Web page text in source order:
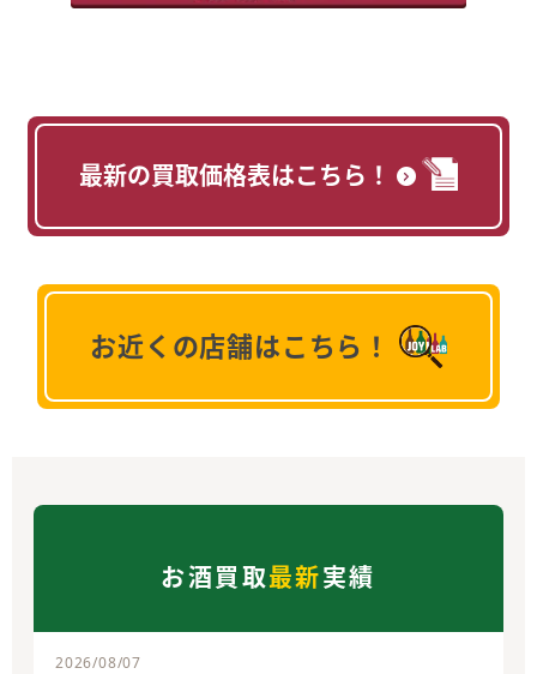
最新の買取価格表はこちら！
お近くの店舗はこちら！
お酒買取最新実績
2026/08/07